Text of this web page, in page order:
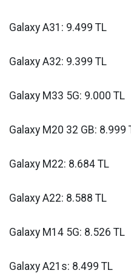
Galaxy A31: 9.499 TL
Galaxy A32: 9.399 TL
Galaxy M33 5G: 9.000 TL
Galaxy M20 32 GB: 8.999
Galaxy M22: 8.684 TL
Galaxy A22: 8.588 TL
Galaxy M14 5G: 8.526 TL
Galaxy A21s: 8.499 TL